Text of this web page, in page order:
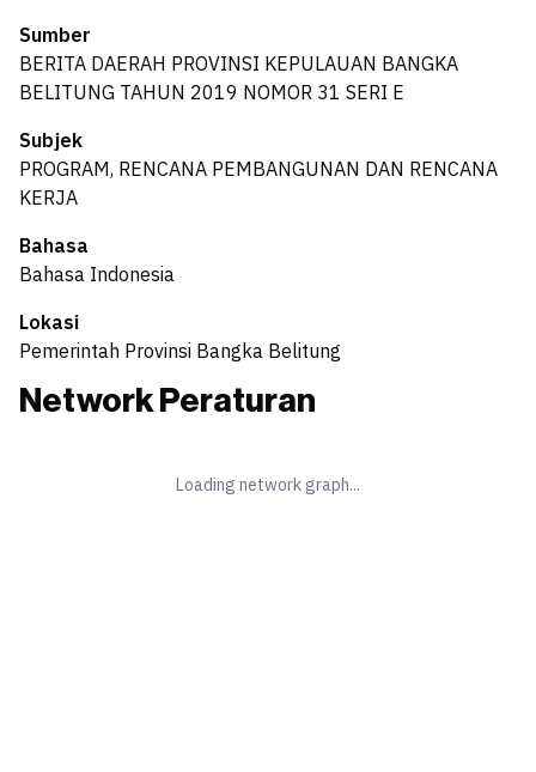
Sumber
BERITA DAERAH PROVINSI KEPULAUAN BANGKA
BELITUNG TAHUN 2019 NOMOR 31 SERI E
Subjek
PROGRAM, RENCANA PEMBANGUNAN DAN RENCANA
KERJA
Bahasa
Bahasa Indonesia
Lokasi
Pemerintah Provinsi Bangka Belitung
Network Peraturan
Loading network graph...